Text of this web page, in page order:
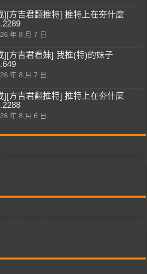
][方吉君翻推特] 推特上在夯什麼
年 8 月 7 日
][方吉君看妹] 我推(特)的妹子
年 8 月 7 日
][方吉君翻推特] 推特上在夯什麼
年 8 月 6 日